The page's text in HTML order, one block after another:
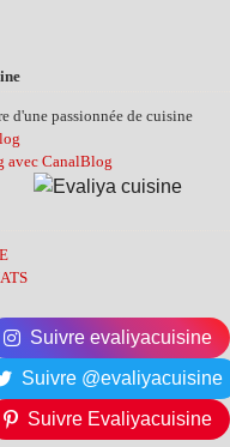
d'une passionnée de cuisine
avec CanalBlog
Suivre evaliyacuisine
Suivre @evaliyacuisine
Suivre Evaliyacuisine